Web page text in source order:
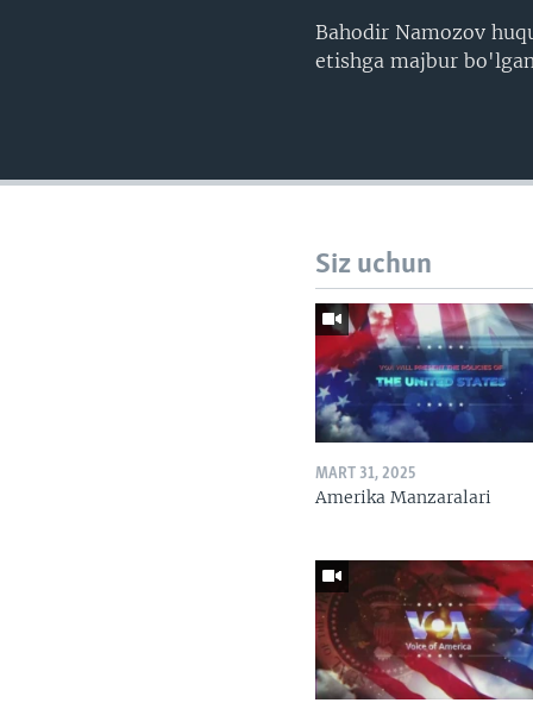
Bahodir Namozov
etishga majbur
Siz uchun
MART 31, 2025
Amerika Manzaralari